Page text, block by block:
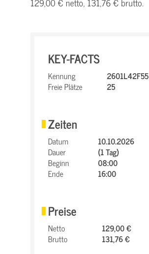
KEY-FACTS
Kennung
2601L42F55
Freie Plätze
25
Zeiten
Datum
10.10.2026
Dauer
(1 Tag)
Beginn
08:00
Ende
16:00
Preise
Netto
129,00 €
Brutto
131,76 €